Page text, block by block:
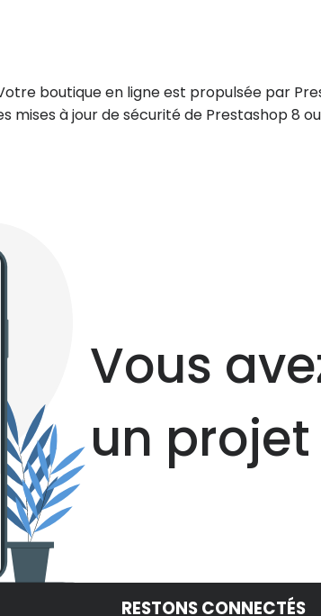
boutique en ligne est propulsée par
à jour de sécurité de Prestashop 8
Vous
un projet
RESTONS CONNECTÉS